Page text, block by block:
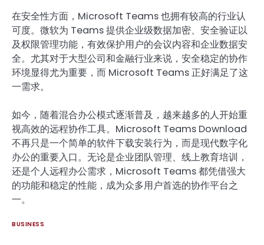
在安全性方面，Microsoft Teams 也拥有较高的行业认
可度。微软为 Teams 提供企业级数据加密、安全验证以
及权限管理功能，有效保护用户的会议内容和企业数据安
全。尤其对于大型公司和金融行业来说，安全稳定的协作
环境显得尤为重要，而 Microsoft Teams 正好满足了这
一需求。
如今，随着混合办公模式逐渐普及，越来越多的人开始重
视高效的远程协作工具。Microsoft Teams Download
不再只是一个简单的软件下载安装行为，而是现代数字化
办公的重要入口。无论是企业团队管理、线上教育培训，
还是个人远程办公需求，Microsoft Teams 都凭借强大
的功能和稳定的性能，成为众多用户首选的协作平台之
一。
BUSINESS